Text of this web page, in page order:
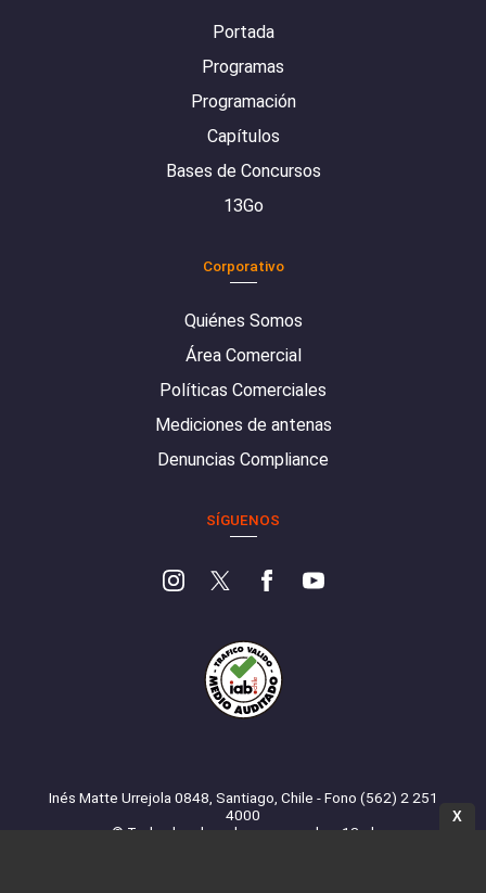
Portada
Programas
Programación
Capítulos
Bases de Concursos
13Go
Corporativo
Quiénes Somos
Área Comercial
Políticas Comerciales
Mediciones de antenas
Denuncias Compliance
SÍGUENOS
Inés Matte Urrejola 0848, Santiago, Chile - Fono (562) 2 251
4000
© Todos los derechos reservados. 13.cl
X